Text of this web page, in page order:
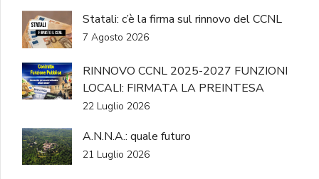
Statali: c’è la firma sul rinnovo del CCNL
7 Agosto 2026
RINNOVO CCNL 2025-2027 FUNZIONI
LOCALI: FIRMATA LA PREINTESA
22 Luglio 2026
A.N.N.A.: quale futuro
21 Luglio 2026